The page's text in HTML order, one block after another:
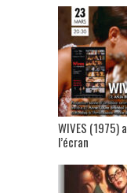
WIVES (1975)
l’écran